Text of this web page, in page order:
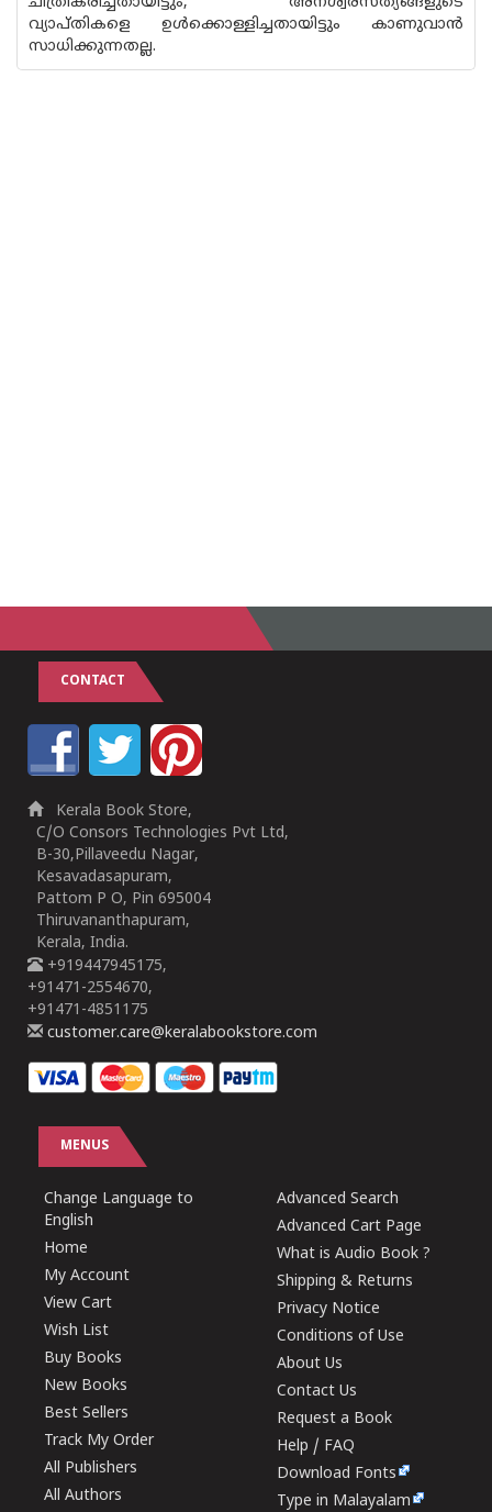
വ്യാപ്തികളെ ഉൾക്കൊള്ളിച്ചതായിട്ടും കാണുവാൻ
സാധിക്കുന്നതല്ല.
CONTACT
Kerala Book Store,
C/O Consors Technologies Pvt Ltd,
B-30,Pillaveedu Nagar,
Kesavadasapuram,
Pattom P O, Pin 695004
Thiruvananthapuram,
Kerala, India.
+919447945175,
+91471-2554670,
+91471-4851175
customer.care@keralabookstore.com
MENUS
Change Language to
English
Home
My Account
View Cart
Wish List
Buy Books
New Books
Best Sellers
Track My Order
All Publishers
All Authors
Advanced Search
Advanced Cart Page
What is Audio Book ?
Shipping & Returns
Privacy Notice
Conditions of Use
About Us
Contact Us
Request a Book
Help / FAQ
Download Fonts
Type in Malayalam